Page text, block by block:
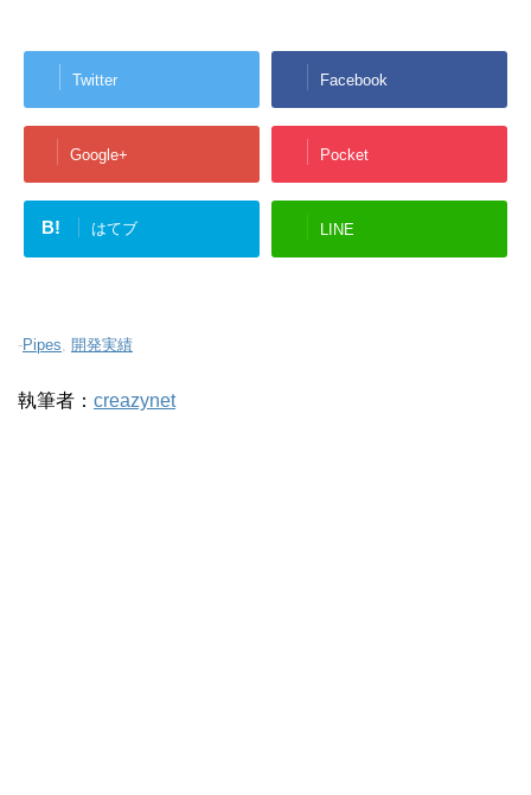
Twitter Facebook
Google+ Pocket
B! はてブ LINE
-Pipes 開発実績
執筆者： creazynet